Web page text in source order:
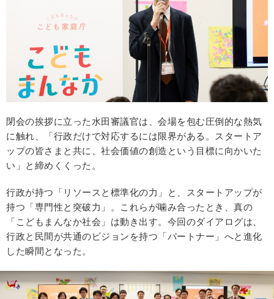
閉会の挨拶に立った水田審議官は、会場を包む圧倒的な熱気
に触れ、「行政だけで対応するには限界がある。スタートア
ップの皆さまと共に、社会価値の創造という目標に向かいた
い」と締めくくった。
行政が持つ「リソースと標準化の力」と、スタートアップが
持つ「専門性と突破力」。これらが噛み合ったとき、真の
「こどもまんなか社会」は動き出す。今回のダイアログは、
行政と民間が共通のビジョンを持つ「パートナー」へと進化
した瞬間となった。